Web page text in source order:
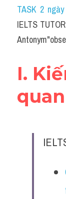
Idiom
Grammar
Word
Cách
Đề thi
TASK 2
IELTS
I.
quan